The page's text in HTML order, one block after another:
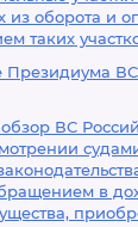
из оборота и
таких
Президиума
ВС
в